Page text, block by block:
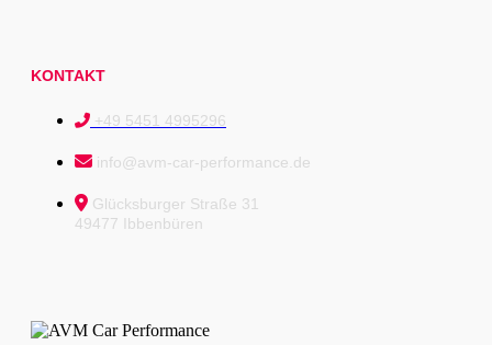
KONTAKT
+49 5451 4995296
info@avm-car-performance.de
Glücksburger Straße 31
49477 Ibbenbüren